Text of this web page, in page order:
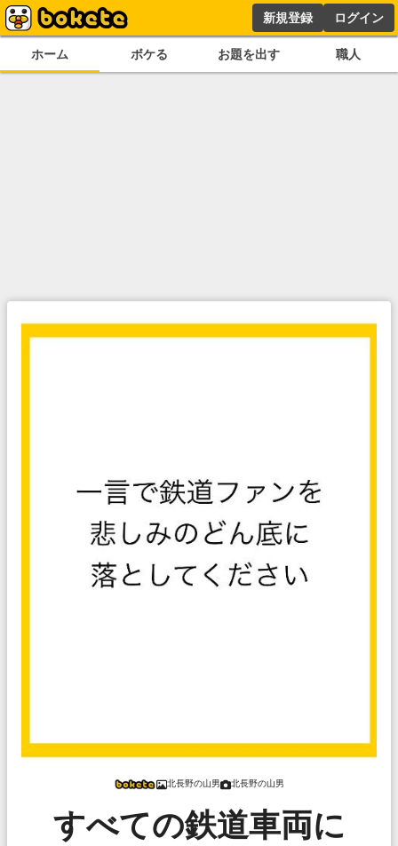
新規登録 ログイン
ホーム ボケる お題を出す 職人
北長野の山男 北長野の山男
すべての鉄道車両に